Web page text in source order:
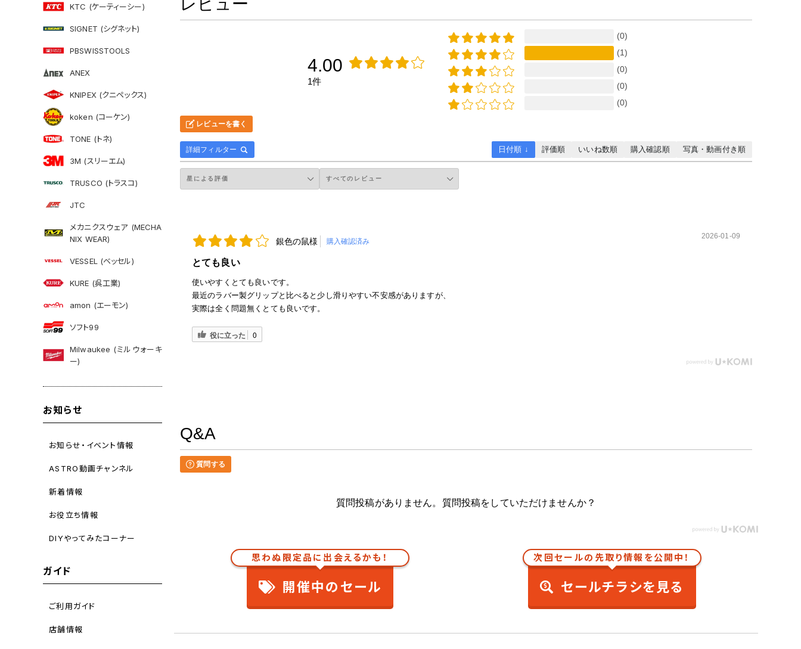
KTC (ケーティーシー)
SIGNET (シグネット)
PBSWISSTOOLS
ANEX
KNIPEX (クニペックス)
koken (コーケン)
TONE (トネ)
3M (スリーエム)
TRUSCO (トラスコ)
JTC
メカニクスウェア (MECHA
NIX WEAR)
VESSEL (ベッセル)
KURE (呉工業)
amon (エーモン)
ソフト99
Milwaukee (ミルウォーキ
ー)
お知らせ
お知らせ・イベント情報
ASTRO動画チャンネル
新着情報
お役立ち情報
DIYやってみたコーナー
ガイド
ご利用ガイド
店舗情報
レビュー
4.00
1件
(0)
(1)
(0)
(0)
(0)
レビューを書く
詳細フィルター 日付順 ↓ 評価順 いいね数順 購入確認順 写真・動画付き順
銀色の鼠様 購入確認済み
2026-01-09
とても良い
使いやすくとても良いです。
最近のラバー製グリップと比べると少し滑りやすい不安感がありますが、
実際は全く問題無くとても良いです。
役に立った 0
Q&A
質問する
質問投稿がありません。質問投稿をしていただけませんか？
思わぬ限定品に出会えるかも！
開催中のセール
次回セールの先取り情報を公開中！
セールチラシを見る